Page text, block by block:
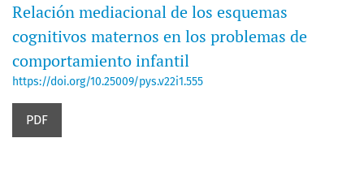
Relación mediacional de los esquemas
cognitivos maternos en los problemas de
comportamiento infantil
https://doi.org/10.25009/pys.v22i1.555
PDF